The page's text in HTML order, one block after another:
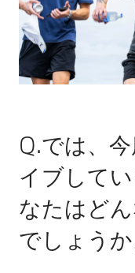
Q.では、
イブして
なたはど
でしょうか